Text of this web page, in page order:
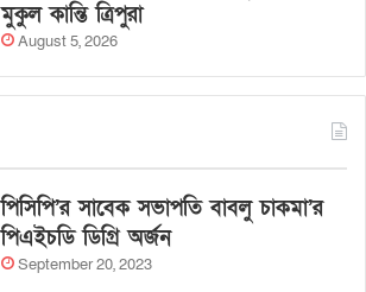
মুকুল কান্তি ত্রিপুরা
August 5, 2026
পিসিপি’র সাবেক সভাপতি বাবলু চাকমা’র
পিএইচডি ডিগ্রি অর্জন
September 20, 2023